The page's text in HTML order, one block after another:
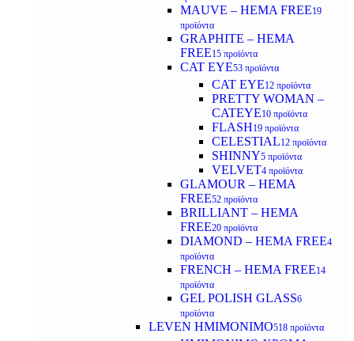
MAUVE – HEMA FREE19
προϊόντα
GRAPHITE – HEMA
FREE15 προϊόντα
CAT EYE53 προϊόντα
CAT EYE12 προϊόντα
PRETTY WOMAN –
CATEYE10 προϊόντα
FLASH19 προϊόντα
CELESTIAL12 προϊόντα
SHINNY5 προϊόντα
VELVET4 προϊόντα
GLAMOUR – HEMA
FREE52 προϊόντα
BRILLIANT – HEMA
FREE20 προϊόντα
DIAMOND – HEMA FREE4
προϊόντα
FRENCH – HEMA FREE14
προϊόντα
GEL POLISH GLASS6
προϊόντα
LEVEN ΗΜΙΜΟΝΙΜΟ518 προϊόντα